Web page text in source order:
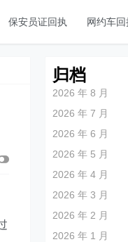
保安员证回执 网约车回
归档
2026 年 8 月
2026 年 7 月
2026 年 6 月
2026 年 5 月
2026 年 4 月
2026 年 3 月
2026 年 2 月
2026 年 1 月